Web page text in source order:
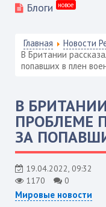
Блоги
новое
Главная Новости
В Британии
попавших в плен
В
ПРОБЛЕМЕ
ЗА
19.04.2022, 09:32
1170
0
Мировые новости